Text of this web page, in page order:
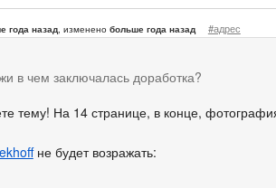
года назад, изменено больше года назад #адрес
в чем заключалась доработка?
тему! На 14 странице, в конце,
не будет возражать: